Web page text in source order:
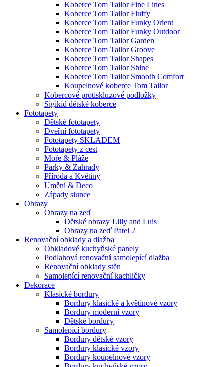
Koberce Tom Tailor Fine Lines
Koberce Tom Tailor Fluffy
Koberce Tom Tailor Funky Orient
Koberce Tom Tailor Funky Outdoor
Koberce Tom Tailor Garden
Koberce Tom Tailor Groove
Koberce Tom Tailor Shapes
Koberce Tom Tailor Shine
Koberce Tom Tailor Smooth Comfort
Koupelnové koberce Tom Tailor
Kobercové protiskluzové podložky
Sigikid dětské koberce
Fototapety
Dětské fototapety
Dveřní fototapety
Fototapety SKLADEM
Fototapety z cest
Moře & Pláže
Parky & Zahrady
Příroda a Květiny
Umění & Deco
Západy slunce
Obrazy
Obrazy na zeď
Dětské obrazy Lilly and Luis
Obrazy na zeď Patel 2
Renovační obklady a dlažba
Obkladové kuchyňské panely
Podlahová renovační samolepící dlažba
Renovační obklady stěn
Samolepící renovační kachličky
Dekorace
Klasické bordury
Bordury klasické a květinové vzory
Bordury moderní vzory
Dětské bordury
Samolepící bordury
Bordury dětské vzory
Bordury klasické vzory
Bordury koupelnové vzory